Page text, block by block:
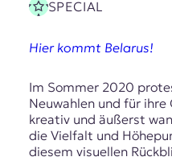
SPECIAL
Hier kommt Belarus!
Im Sommer 2020
Neuwahlen und für
kreativ und äußerst
die Vielfalt und
diesem visuellen